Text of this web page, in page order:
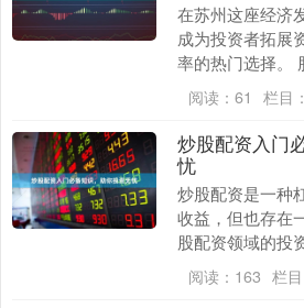
在苏州这座经济
成为投资者拓展
率的热门选择。
式，投资者可以
于股票投资。通
阅读： 61 栏目：
炒股配资入门
忧
炒股配资是一种
收益，但也存在
股配资领域的投
知识至关重要：
是指....
阅读： 163 栏目